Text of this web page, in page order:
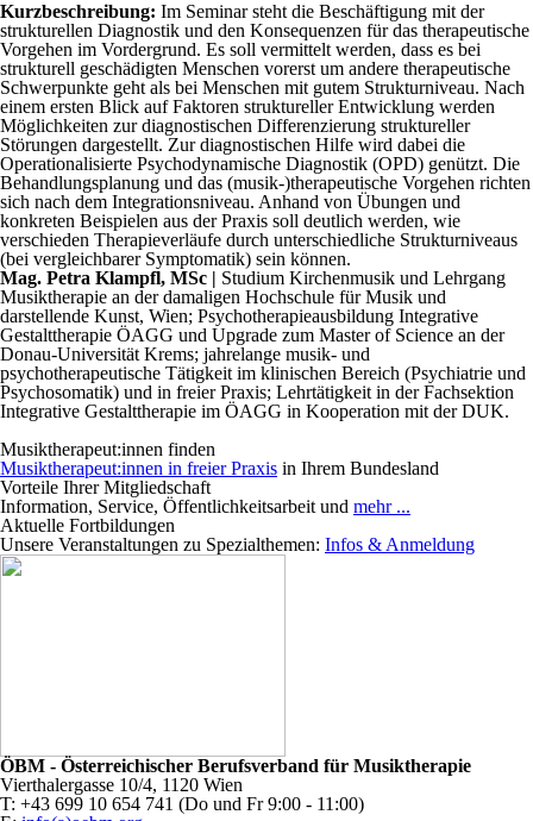
Kurzbeschreibung: Im Seminar steht die Beschäftigung mit der
strukturellen Diagnostik und den Konsequenzen für das therapeutische
Vorgehen im Vordergrund. Es soll vermittelt werden, dass es bei
strukturell geschädigten Menschen vorerst um andere therapeutische
Schwerpunkte geht als bei Menschen mit gutem Strukturniveau. Nach
einem ersten Blick auf Faktoren struktureller Entwicklung werden
Möglichkeiten zur diagnostischen Differenzierung struktureller
Störungen dargestellt. Zur diagnostischen Hilfe wird dabei die
Operationalisierte Psychodynamische Diagnostik (OPD) genützt. Die
Behandlungsplanung und das (musik-)therapeutische Vorgehen richten
sich nach dem Integrationsniveau. Anhand von Übungen und
konkreten Beispielen aus der Praxis soll deutlich werden, wie
verschieden Therapieverläufe durch unterschiedliche Strukturniveaus
(bei vergleichbarer Symptomatik) sein können.
Mag. Petra Klampfl, MSc | Studium Kirchenmusik und Lehrgang
Musiktherapie an der damaligen Hochschule für Musik und
darstellende Kunst, Wien; Psychotherapieausbildung Integrative
Gestalttherapie ÖAGG und Upgrade zum Master of Science an der
Donau-Universität Krems; jahrelange musik- und
psychotherapeutische Tätigkeit im klinischen Bereich (Psychiatrie und
Psychosomatik) und in freier Praxis; Lehrtätigkeit in der Fachsektion
Integrative Gestalttherapie im ÖAGG in Kooperation mit der DUK.
Musiktherapeut:innen finden
Musiktherapeut:innen in freier Praxis in Ihrem Bundesland
Vorteile Ihrer Mitgliedschaft
Information, Service, Öffentlichkeitsarbeit und mehr ...
Aktuelle Fortbildungen
Unsere Veranstaltungen zu Spezialthemen: Infos & Anmeldung
ÖBM - Österreichischer Berufsverband für Musiktherapie
Vierthalergasse 10/4, 1120 Wien
T: +43 699 10 654 741 (Do und Fr 9:00 - 11:00)